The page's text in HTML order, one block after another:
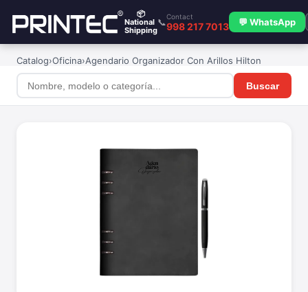
📦
National
Shipping
📞
Contact
998 217 7013 💬 WhatsApp
Catalog›Oficina›Agendario Organizador Con Arillos Hilton
Buscar